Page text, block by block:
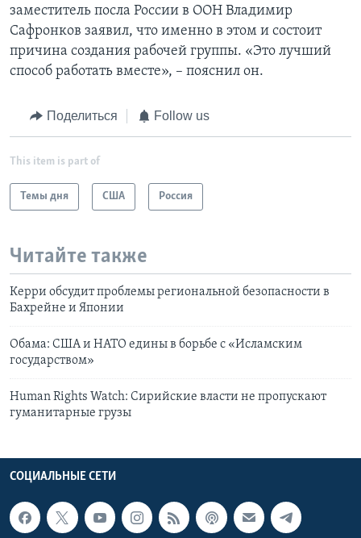
заместитель посла России в ООН Владимир
Сафронков заявил, что именно в этом и состоит
причина создания рабочей группы. «Это лучший
способ работать вместе», – пояснил он.
Поделиться Follow us
This item is part of
Темы дня США Россия
Читайте также
Керри обсудит проблемы региональной безопасности в
Бахрейне и Японии
Обама: США и НАТО едины в борьбе с «Исламским
государством»
Human Rights Watch: Сирийские власти не пропускают
гуманитарные грузы
СОЦИАЛЬНЫЕ СЕТИ